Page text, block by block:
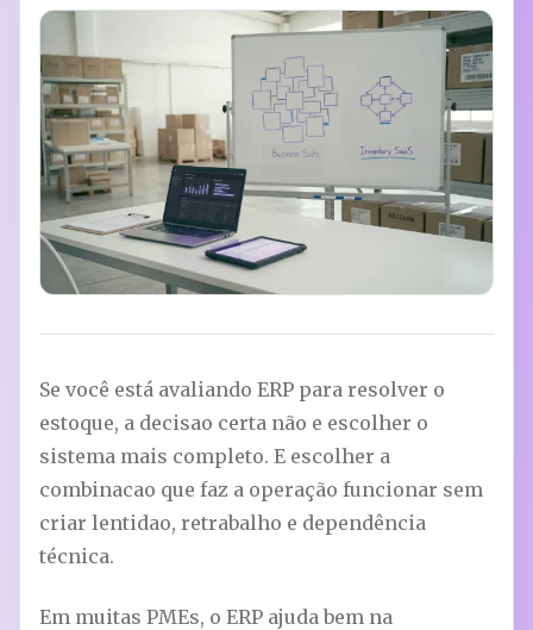
Se você está avaliando ERP para resolver o
estoque, a decisao certa não e escolher o
sistema mais completo. E escolher a
combinacao que faz a operação funcionar sem
criar lentidao, retrabalho e dependência
técnica.
Em muitas PMEs, o ERP ajuda bem na